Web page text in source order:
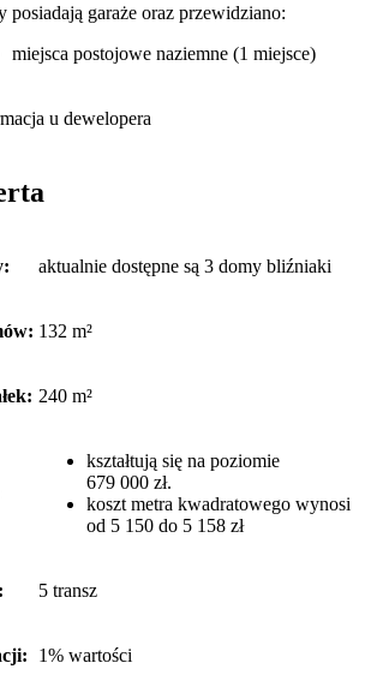
posiadają garaże oraz przewidziano:
miejsca postojowe naziemne (1 miejsce)
u dewelopera
aktualnie dostępne są 3 domy bliźniaki
132 m²
240 m²
kształtują się na poziomie
679 000 zł.
koszt metra kwadratowego wynosi
od 5 150 do 5 158 zł
5 transz
1% wartości